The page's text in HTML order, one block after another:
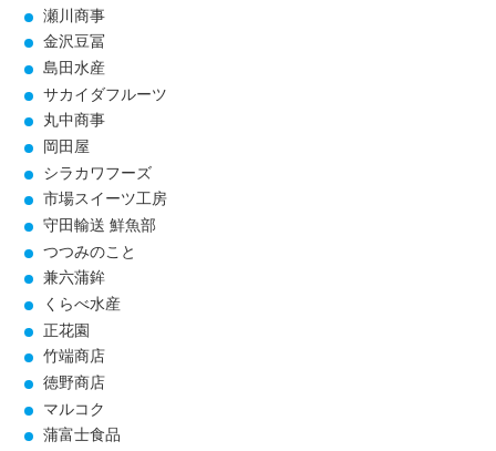
瀬川商事
金沢豆冨
島田水産
サカイダフルーツ
丸中商事
岡田屋
シラカワフーズ
市場スイーツ工房
守田輸送 鮮魚部
つつみのこと
兼六蒲鉾
くらべ水産
正花園
竹端商店
徳野商店
マルコク
蒲富士食品